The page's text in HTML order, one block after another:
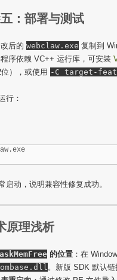
五：部署与测试
后的 webclaw.exe 复制到
序依赖 VC++ 运行库，可安装
位），或使用 -C target-
行：
启动，说明兼容性修复成功。
原理浅析
的位置 ：在
。新版 SDK 默认链